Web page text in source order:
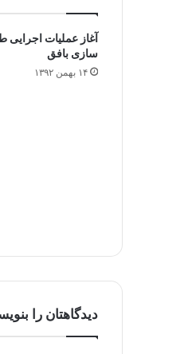
سازی بافق
۱۴ بهمن ۱۳۹۲
دیدگاهتان را